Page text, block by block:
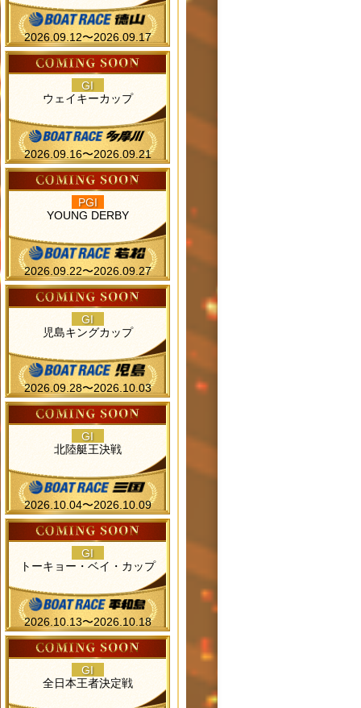
2026.09.12〜2026.09.17
GI
ウェイキーカップ
2026.09.16〜2026.09.21
PGI
YOUNG DERBY
2026.09.22〜2026.09.27
GI
児島キングカップ
2026.09.28〜2026.10.03
GI
北陸艇王決戦
2026.10.04〜2026.10.09
GI
トーキョー・ベイ・カップ
2026.10.13〜2026.10.18
GI
全日本王者決定戦